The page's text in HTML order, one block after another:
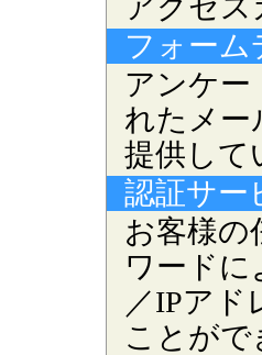
アクセ
フォーム
アンケー
れたメー
提供して
認証サー
お客様の
ワードに
／IPア
ことが